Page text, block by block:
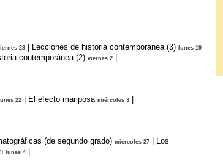
23 Lecciones de historia contemporánea (3) lunes 19
contemporánea (2) viernes 2
lunes 22 El efecto mariposa miércoles 3
(de segundo grado) miércoles 27
Los
lunes 4